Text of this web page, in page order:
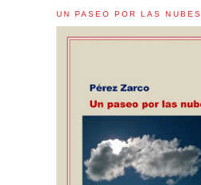
UN PASEO POR LAS NUBES